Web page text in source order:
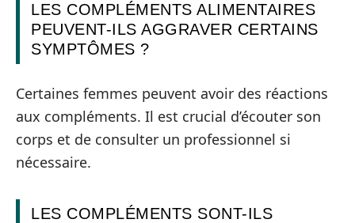
LES COMPLÉMENTS ALIMENTAIRES
PEUVENT-ILS AGGRAVER CERTAINS
SYMPTÔMES ?
Certaines femmes peuvent avoir des réactions
aux compléments. Il est crucial d’écouter son
corps et de consulter un professionnel si
nécessaire.
LES COMPLÉMENTS SONT-ILS